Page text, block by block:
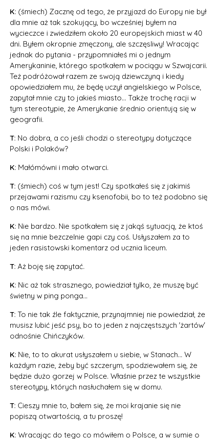
K: (śmiech) Zacznę od tego, że przyjazd do Europy nie był
dla mnie aż tak szokujący, bo wcześniej byłem na
wycieczce i zwiedziłem około 20 europejskich miast w 40
dni. Byłem okropnie zmęczony, ale szczęsliwy! Wracając
jednak do pytania - przypomniałeś mi o jednym
Amerykaninie, którego spotkałem w pociągu w Szwajcarii.
Też podróżował razem ze swoją dziewczyną i kiedy
opowiedziałem mu, że będę uczył angielskiego w Polsce,
zapytał mnie czy to jakieś miasto... Także trochę racji w
tym stereotypie, że Amerykanie średnio orientują się w
geografii.
T: No dobra, a co jeśli chodzi o stereotypy dotyczące
Polski i Polaków?
K: Małómówni i mało otwarci.
T: (śmiech) coś w tym jest! Czy spotkałeś się z jakimiś
przejawami razismu czy ksenofobii, bo to też podobno się
o nas mówi.
K: Nie bardzo. Nie spotkałem się z jakąś sytuacją, że ktoś
się na mnie bezczelnie gapi czy coś. Usłyszałem za to
jeden rasistowski komentarz od ucznia liceum.
T: Aż boję się zapytać.
K: Nic aż tak strasznego, powiedział tylko, że muszę być
świetny w ping ponga...
T: To nie tak źle faktycznie, przynajmniej nie powiedział, że
musisz lubić jeść psy, bo to jeden z najczęstszych 'żartów'
odnośnie Chińczyków.
K: Nie, to to akurat usłyszałem u siebie, w Stanach... W
każdym razie, żeby być szczerym, spodziewałem się, że
będzie dużo gorzej w Polsce. Właśnie przez te wszystkie
stereotypy, których nasłuchałem się w domu.
T: Cieszy mnie to, bałem się, że moi krajanie się nie
popiszą otwartością, a tu proszę!
K: Wracając do tego co mówiłem o Polsce, a w sumie o